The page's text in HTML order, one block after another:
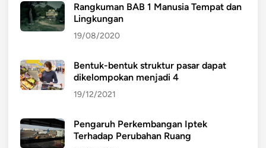
Rangkuman BAB 1 Manusia Tempat dan
Lingkungan
19/08/2020
Bentuk-bentuk struktur pasar dapat
dikelompokan menjadi 4
19/12/2021
Pengaruh Perkembangan Iptek
Terhadap Perubahan Ruang